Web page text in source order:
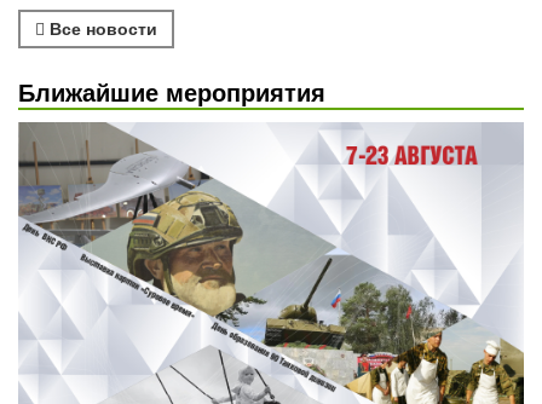
Все новости
Ближайшие мероприятия